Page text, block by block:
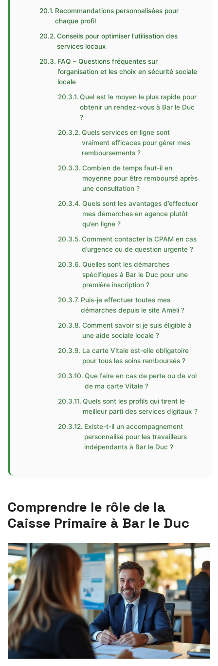
Recommandations personnalisées pour
chaque profil
Conseils pour optimiser l’utilisation des
services locaux
FAQ – Questions fréquentes sur
l’organisation et les choix en sécurité sociale
locale
Quel est le moyen le plus rapide pour
obtenir un rendez-vous à Bar le Duc
?
Quels services en ligne sont
vraiment efficaces pour gérer mes
remboursements ?
Combien de temps faut-il en
moyenne pour être remboursé après
une consultation ?
Quels sont les avantages d’effectuer
mes démarches en agence plutôt
qu’en ligne ?
Comment contacter la CPAM en cas
d’urgence ou de question urgente ?
Quelles sont les démarches
spécifiques à Bar le Duc pour une
première inscription ?
Puis-je effectuer toutes mes
démarches depuis le site Ameli ?
Comment savoir si je suis éligible à
une aide sociale locale ?
La carte Vitale est-elle obligatoire
pour tous les soins remboursés ?
Que faire en cas de perte ou de vol
de ma carte Vitale ?
Quels sont les profils qui tirent le
meilleur parti des services digitaux ?
Existe-t-il un accompagnement
personnalisé pour les travailleurs
indépendants à Bar le Duc ?
Comprendre le rôle de la
Caisse Primaire à Bar le Duc